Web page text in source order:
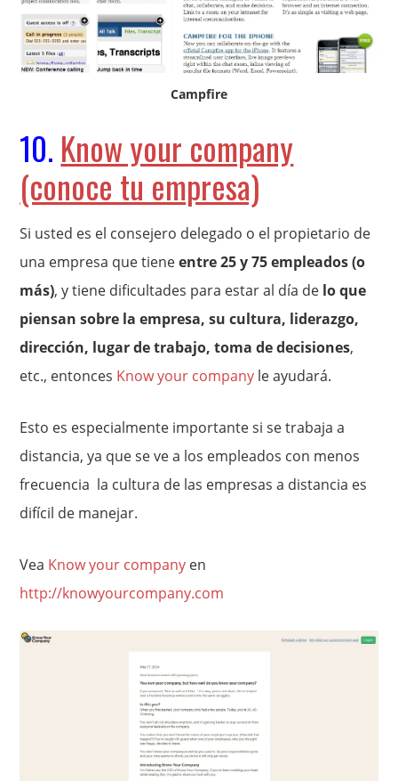
Campfire
10. Know your company
(conoce tu empresa)
Si usted es el consejero delegado o el propietario de
una empresa que tieneentre 25 y 75 empleados (o
más), y tiene dificultades para estar al día de lo que
piensan sobre la empresa, su cultura, liderazgo,
dirección, lugar de trabajo, toma de decisiones,
etc., entonces Know your company le ayudará.
Esto es especialmente importante si se trabaja a
distancia, ya que se ve a los empleados con menos
frecuencia la cultura de las empresas a distancia es
difícil de manejar.
Vea Know your company en
http://knowyourcompany.com